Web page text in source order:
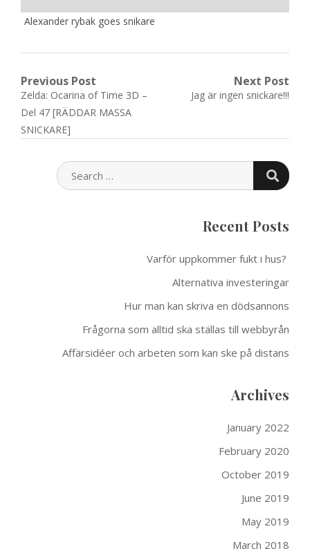
Alexander rybak goes snikare
Post
navigation
Previous Post
Previous
post:
Zelda: Ocarina of Time 3D –
Del 47 [RÄDDAR MASSA
SNICKARE]
Next Post
Next
Jag är ingen snickare!!!
SEARCH
FOR:
Recent Posts
Varför uppkommer fukt i hus?
Alternativa investeringar
Hur man kan skriva en dödsannons
Frågorna som alltid ska ställas till webbyrån
Affärsidéer och arbeten som kan ske på distans
Archives
January 2022
February 2020
October 2019
June 2019
May 2019
March 2018